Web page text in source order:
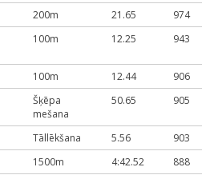
200m 21.65
974
100m 12.25 943
100m 12.44
906
Šķēpa
mešana
50.65 905
Tāllēkšana 5.56
903
1500m 4:42.52 888